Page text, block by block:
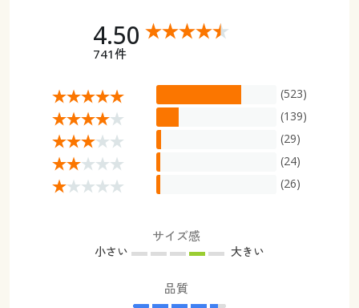
4.50
741件
(523)
(139)
(29)
(24)
(26)
サイズ感
小さい 大きい
品質